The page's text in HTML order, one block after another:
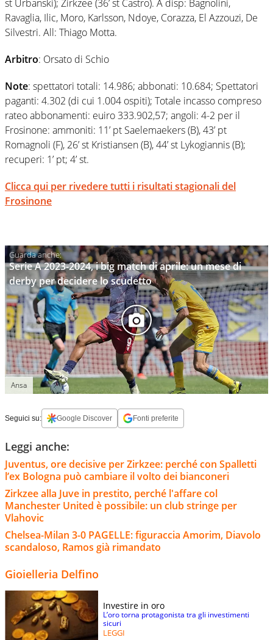
st Urbanski); Zirkzee (36’ st Castro). A disp: Bagnolini,
Ravaglia, Ilic, Moro, Karlsson, Ndoye, Corazza, El Azzouzi, De
Silvestri. All: Thiago Motta.
Arbitro: Orsato di Schio
Note: spettatori totali: 14.986; abbonati: 10.684; Spettatori
paganti: 4.302 (di cui 1.004 ospiti); Totale incasso compreso
rateo abbonamenti: euiro 333.902,57; angoli: 4-2 per il
Frosinone: ammoniti: 11’ pt Saelemaekers (B), 43’ pt
Romagnoli (F), 26’ st Kristiansen (B), 44’ st Lykogiannis (B);
recuperi: 1’ pt; 4’ st.
Clicca qui per rivedere tutti i risultati stagionali del
Frosinone
Serie A 2023-2024, i big match di aprile: un mese di
derby per decidere lo scudetto
Ansa
Seguici su: Google Discover Fonti preferite
Leggi anche:
Juventus, ore decisive per Zirkzee: perché con Spalletti
l’ex Bologna può cambiare il volto dei bianconeri
Zirkzee alla Juve in prestito, perché l'affare col
Manchester United è possibile: un club stringe per
Vlahovic
Chelsea-Milan 3-0 PAGELLE: figuraccia Amorim, Diavolo
scandaloso, Ramos già rimandato
Gioielleria Delfino
Investire in oro
L’oro torna protagonista tra gli investimenti
sicuri
LEGGI